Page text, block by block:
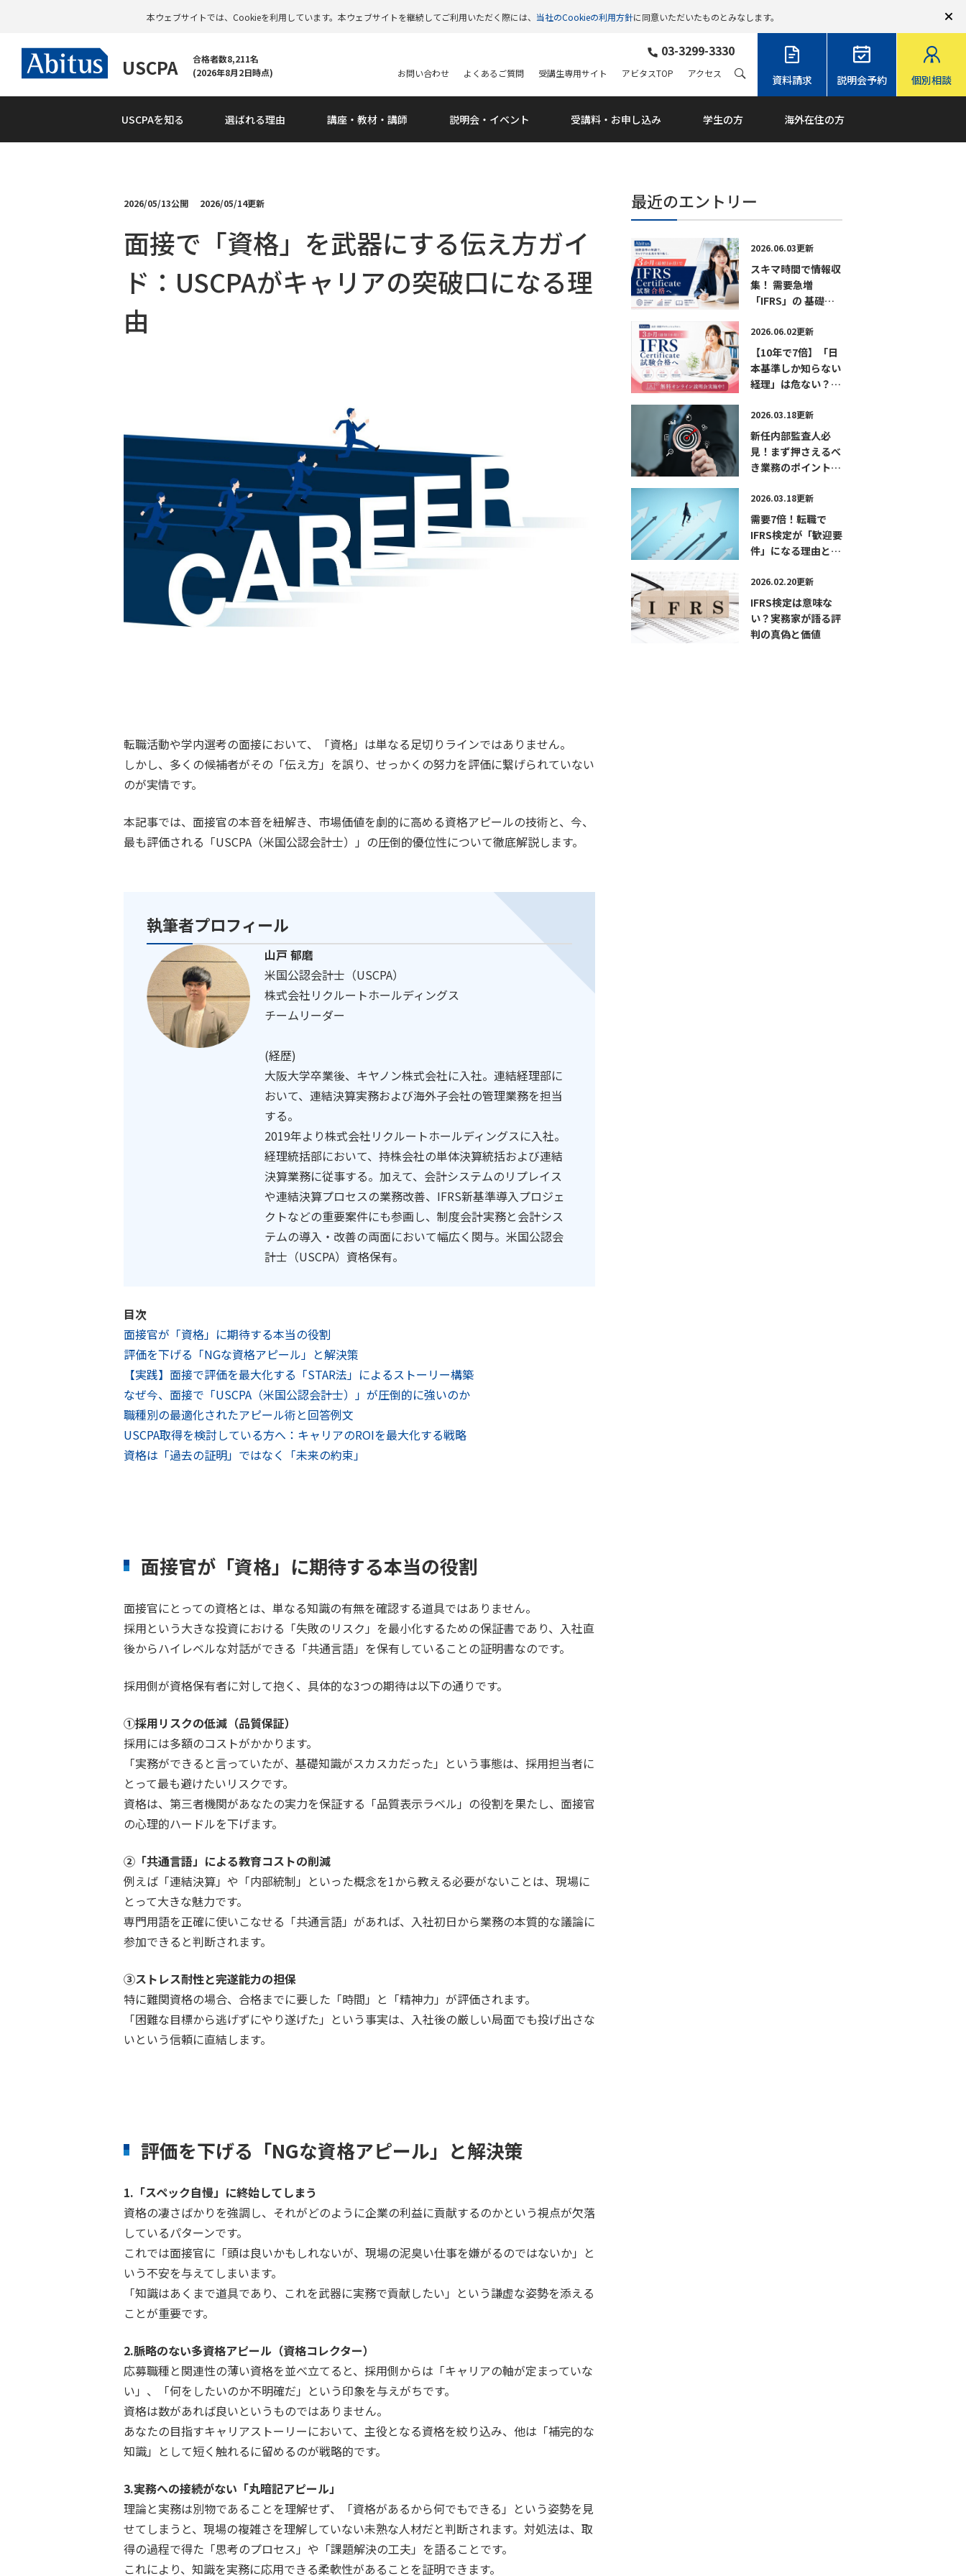
本ウェブサイトでは、Cookieを利用しています。本ウェブサイトを継続してご利用いただく際には、 当社のCookieの利用方針に同意いただいたものとみなします。
USCPA
合格者数8,211名
(2026年8月2日時点)
資料請求 説明会予約 個別相談
03-3299-3330
USCPAを知る 選ばれる理由 講座・教材・講師 説明会・ イベント 受講料・ お申し込み 学生の方 海外在住の方
お問い合わせ よくあるご質問 受講生専用サイト アビタスTOP アクセス
2026/05/13公開 2026/05/14更新
面接で「資格」を武器にする伝え方ガイ
ド：USCPAがキャリアの突破口になる理
由
転職活動や学内選考の面接において、「資格」は単なる足切りラインではありません。
しかし、多くの候補者がその「伝え方」を誤り、せっかくの努力を評価に繋げられていない
のが実情です。
本記事では、面接官の本音を紐解き、市場価値を劇的に高める資格アピールの技術と、今、
最も評価される「USCPA（米国公認会計士）」の圧倒的優位性について徹底解説します。
執筆者プロフィール
山戸 郁磨
米国公認会計士（USCPA）
株式会社リクルートホールディングス
チームリーダー
(経歴)
大阪大学卒業後、キヤノン株式会社に入社。連結経理部に
おいて、連結決算実務および海外子会社の管理業務を担当
する。
2019年より株式会社リクルートホールディングスに入社。
経理統括部において、持株会社の単体決算統括および連結
決算業務に従事する。加えて、会計システムのリプレイス
や連結決算プロセスの業務改善、IFRS新基準導入プロジェ
クトなどの重要案件にも参画し、制度会計実務と会計シス
テムの導入・改善の両面において幅広く関与。米国公認会
計士（USCPA）資格保有。
目次
面接官が「資格」に期待する本当の役割
評価を下げる「NGな資格アピール」と解決策
【実践】面接で評価を最大化する「STAR法」によるストーリー構築
なぜ今、面接で「USCPA（米国公認会計士）」が圧倒的に強いのか
職種別の最適化されたアピール術と回答例文
USCPA取得を検討している方へ：キャリアのROIを最大化する戦略
資格は「過去の証明」ではなく「未来の約束」
面接官が「資格」に期待する本当の役割
面接官にとっての資格とは、単なる知識の有無を確認する道具ではありません。
採用という大きな投資における「失敗のリスク」を最小化するための保証書であり、入社直
後からハイレベルな対話ができる「共通言語」を保有していることの証明書なのです。
採用側が資格保有者に対して抱く、具体的な3つの期待は以下の通りです。
①採用リスクの低減（品質保証）
採用には多額のコストがかかります。
「実務ができると言っていたが、基礎知識がスカスカだった」という事態は、採用担当者に
とって最も避けたいリスクです。
資格は、第三者機関があなたの実力を保証する「品質表示ラベル」の役割を果たし、面接官
の心理的ハードルを下げます。
②「共通言語」による教育コストの削減
例えば「連結決算」や「内部統制」といった概念を1から教える必要がないことは、現場に
とって大きな魅力です。
専門用語を正確に使いこなせる「共通言語」があれば、入社初日から業務の本質的な議論に
参加できると判断されます。
③ストレス耐性と完遂能力の担保
特に難関資格の場合、合格までに要した「時間」と「精神力」が評価されます。
「困難な目標から逃げずにやり遂げた」という事実は、入社後の厳しい局面でも投げ出さな
いという信頼に直結します。
評価を下げる「NGな資格アピール」と解決策
1.「スペック自慢」に終始してしまう
資格の凄さばかりを強調し、それがどのように企業の利益に貢献するのかという視点が欠落
しているパターンです。
これでは面接官に「頭は良いかもしれないが、現場の泥臭い仕事を嫌がるのではないか」と
いう不安を与えてしまいます。
「知識はあくまで道具であり、これを武器に実務で貢献したい」という謙虚な姿勢を添える
ことが重要です。
2.脈略のない多資格アピール（資格コレクター）
応募職種と関連性の薄い資格を並べ立てると、採用側からは「キャリアの軸が定まっていな
い」、「何をしたいのか不明確だ」という印象を与えがちです。
資格は数があれば良いというものではありません。
あなたの目指すキャリアストーリーにおいて、主役となる資格を絞り込み、他は「補完的な
知識」として短く触れるに留めるのが戦略的です。
3.実務への接続がない「丸暗記アピール」
理論と実務は別物であることを理解せず、「資格があるから何でもできる」という姿勢を見
せてしまうと、現場の複雑さを理解していない未熟な人材だと判断されます。対処法は、取
得の過程で得た「思考のプロセス」や「課題解決の工夫」を語ることです。
これにより、知識を実務に応用できる柔軟性があることを証明できます。
最近のエントリー
2026.06.03更新
スキマ時間で情報収
集！ 需要急増
「IFRS」の 基礎か
無料パンフレット
2026.06.02更新
【10年で7倍】「日
本基準しか知らない
経理」は危ない？
を急上昇させる最短
ルート 無料オンラ
イン説明会実施中！
2026.03.18更新
新任内部監査人必
見！まず押さえるべ
き業務のポイントと
人が語る「学び」
「成長」「CIAの活
かし方」
2026.03.18更新
需要7倍！転職で
IFRS検定が「歓迎要
件」になる理由と最
2026.02.20更新
IFRS検定は意味な
い？実務家が語る評
判の真偽と価値